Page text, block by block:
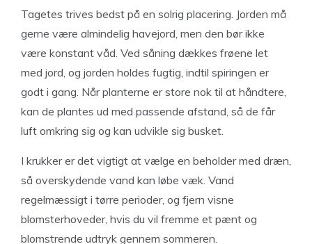
Tagetes trives bedst på en solrig placering. Jorden må
gerne være almindelig havejord, men den bør ikke
være konstant våd. Ved såning dækkes frøene let
med jord, og jorden holdes fugtig, indtil spiringen er
godt i gang. Når planterne er store nok til at håndtere,
kan de plantes ud med passende afstand, så de får
luft omkring sig og kan udvikle sig busket.
I krukker er det vigtigt at vælge en beholder med dræn,
så overskydende vand kan løbe væk. Vand
regelmæssigt i tørre perioder, og fjern visne
blomsterhoveder, hvis du vil fremme et pænt og
blomstrende udtryk gennem sommeren.